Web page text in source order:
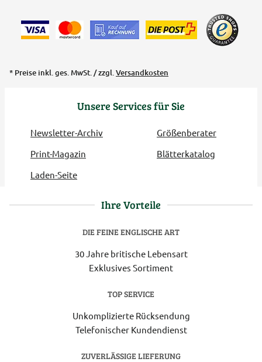
Unsere Services für Sie
Newsletter-Archiv
Größenberater
Print-Magazin
Blätterkatalog
Laden-Seite
* Preise inkl. ges. MwSt. / zzgl.Versandkosten
Ihre Vorteile
DIE FEINE ENGLISCHE ART
30 Jahre britische Lebensart
Exklusives Sortiment
TOP SERVICE
Unkomplizierte Rücksendung
Telefonischer Kundendienst
ZUVERLÄSSIGE LIEFERUNG